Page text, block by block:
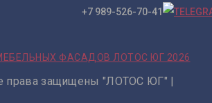
27 +7 989-526-70-41
ФАСАДОВ ЛОТОС ЮГ 2026
права защищены "ЛОТОС ЮГ" |